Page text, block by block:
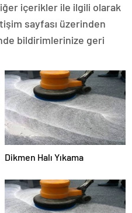
içerikler ile ilgili olarak
sayfası üzerinden
bildirimlerinize geri
Dikmen Halı Yıkama